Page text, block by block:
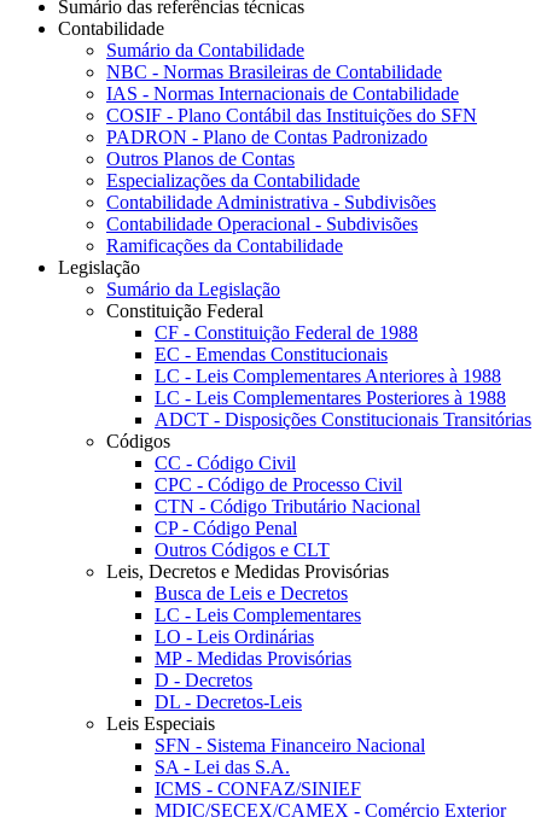
Sumário das referências técnicas
Contabilidade
Sumário da Contabilidade
NBC - Normas Brasileiras de Contabilidade
IAS - Normas Internacionais de Contabilidade
COSIF - Plano Contábil das Instituições do SFN
PADRON - Plano de Contas Padronizado
Outros Planos de Contas
Especializações da Contabilidade
Contabilidade Administrativa - Subdivisões
Contabilidade Operacional - Subdivisões
Ramificações da Contabilidade
Legislação
Sumário da Legislação
Constituição Federal
CF - Constituição Federal de 1988
EC - Emendas Constitucionais
LC - Leis Complementares Anteriores à 1988
LC - Leis Complementares Posteriores à 1988
ADCT - Disposições Constitucionais Transitórias
Códigos
CC - Código Civil
CPC - Código de Processo Civil
CTN - Código Tributário Nacional
CP - Código Penal
Outros Códigos e CLT
Leis, Decretos e Medidas Provisórias
Busca de Leis e Decretos
LC - Leis Complementares
LO - Leis Ordinárias
MP - Medidas Provisórias
D - Decretos
DL - Decretos-Leis
Leis Especiais
SFN - Sistema Financeiro Nacional
SA - Lei das S.A.
ICMS - CONFAZ/SINIEF
MDIC/SECEX/CAMEX - Comércio Exterior